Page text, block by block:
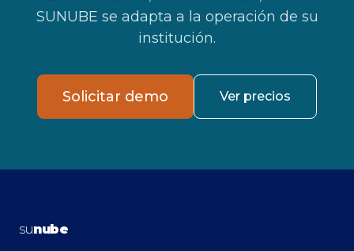
SUNUBE se adapta a la operación de su
institución.
Solicitar demo Ver precios
sunube